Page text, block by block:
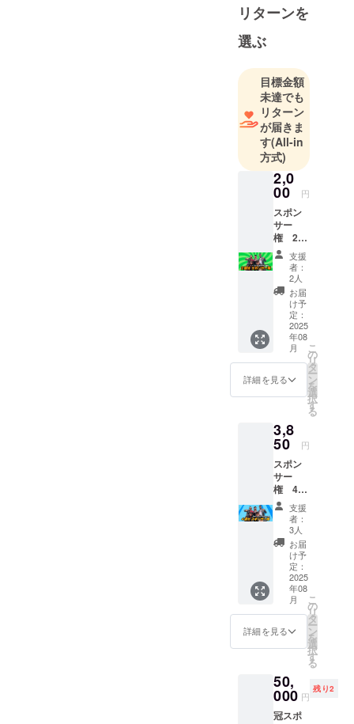
等で幅広く
活動中で
す。
こっ！ヨロ
シクお願い
申し上げま
す。
リターンを
選ぶ
目標金額
未達でも
リターン
が届きま
す(All-in
方式)
2,0
00 円
スポン
サー
権 2週
分 「こ
の番組
は〇〇
さんの
ご提供
でお送
りして
おりま
す」 こ
ちらを
ラジオ
の冒頭
で（2回
分）、
ご協力
者とし
て名前
（ラジ
オネー
ム）を
呼ばせ
て頂き
ます。
ラジオ
存続の
ため、
ご協力
いただ
けると
幸いで
ござい
ます。
備考欄
に、お
支援
者：
2人
お届
け予
定：
2025
年08
月
詳細を見る
こ
の
リ
タ
ー
ン
を
選
択
す
る
3,8
50 円
スポン
サー
権 4週
分 「こ
の番組
は〇〇
さんの
ご提供
でお送
りして
おりま
す」 こ
ちらを
ラジオ
の冒頭
で（4回
分）、
ご協力
者とし
て名前
支援
者：
3人
お届
け予
定：
2025
年08
月
詳細を見る
こ
の
リ
タ
ー
ン
を
選
択
す
る
50,
000 円
残り2
冠スポ